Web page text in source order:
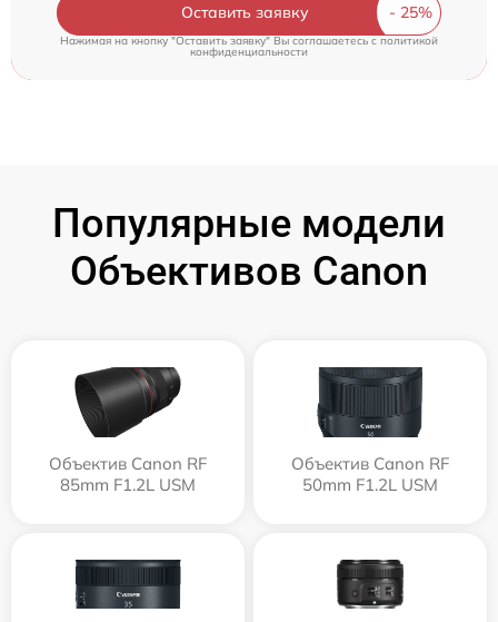
Оставить заявку
Нажимая на кнопку "Оставить заявку" Вы соглашаетесь cполитикой
конфиденциальности
Популярные модели
Объективов Canon
Объектив Canon RF
85mm F1.2L USM
Объектив Canon RF
50mm F1.2L USM